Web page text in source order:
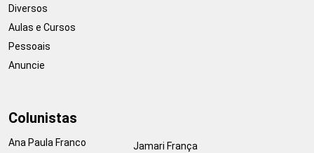
Diversos
Aulas e Cursos
Pessoais
Anuncie
Colunistas
Ana Paula Franco
Jamari França